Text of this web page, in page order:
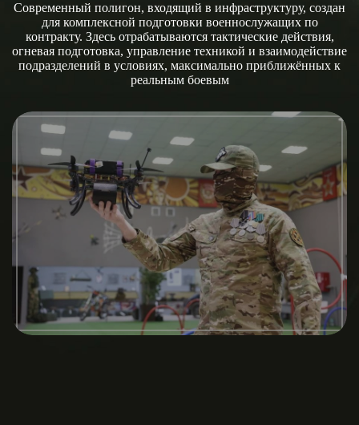
Современный полигон, входящий в инфраструктуру, создан
для комплексной подготовки военнослужащих по
контракту. Здесь отрабатываются тактические действия,
огневая подготовка, управление техникой и взаимодействие
подразделений в условиях, максимально приближённых к
реальным боевым